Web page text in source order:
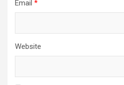
Email *
Website